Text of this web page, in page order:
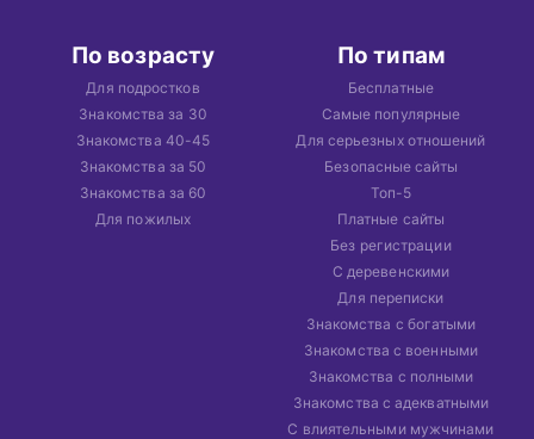
По возрасту
Для подростков
Знакомства за 30
Знакомства 40-45
Знакомства за 50
Знакомства за 60
Для пожилых
По типам
Бесплатные
Самые популярные
Для серьезных отношений
Безопасные сайты
Топ-5
Платные сайты
Без регистрации
С деревенскими
Для переписки
Знакомства с богатыми
Знакомства с военными
Знакомства с полными
Знакомства с адекватными
С влиятельными мужчинами